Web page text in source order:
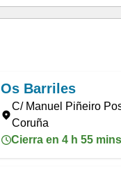
Os Barriles
C/ Manuel Piñeiro
Coruña
Cierra en 4 h 55 mins